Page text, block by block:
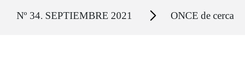
Nº 34. SEPTIEMBRE 2021 Secciones ONCE de cerca